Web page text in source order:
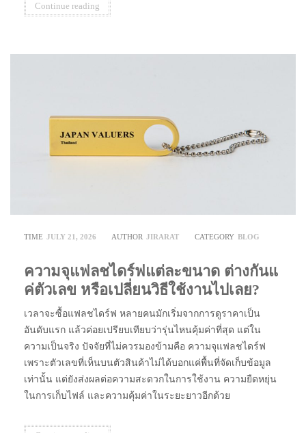
Continue reading
TIME JULY 21, 2026 AUTHOR JIRARAT CATEGORY BLOG
ความจุแฟลชไดร์ฟแต่ละขนาด ต่างกันแ
ค่ตัวเลข หรือเปลี่ยนวิธีใช้งานไปเลย?
เวลาจะซื้อแฟลชไดร์ฟ หลายคนมักเริ่มจากการดูราคาเป็น
อันดับแรก แล้วค่อยเปรียบเทียบว่ารุ่นไหนคุ้มค่าที่สุด แต่ใน
ความเป็นจริง ปัจจัยที่ไม่ควรมองข้ามคือ ความจุแฟลชไดร์ฟ
เพราะตัวเลขที่เห็นบนตัวสินค้าไม่ได้บอกแค่พื้นที่จัดเก็บข้อมูล
เท่านั้น แต่ยังส่งผลต่อความสะดวกในการใช้งาน ความยืดหยุ่น
ในการเก็บไฟล์ และความคุ้มค่าในระยะยาวอีกด้วย